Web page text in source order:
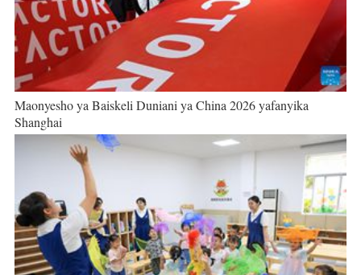
Maonyesho ya Baiskeli Duniani ya China 2026 yafanyika
Shanghai